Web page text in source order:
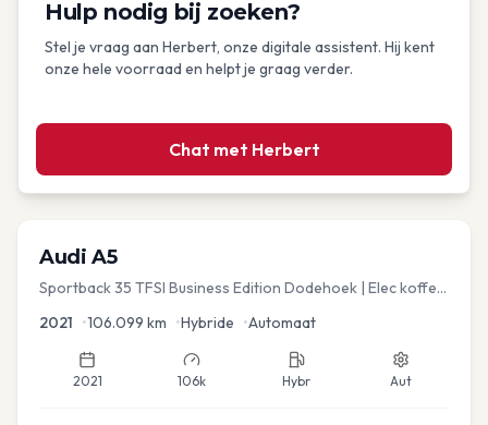
Hulp nodig bij zoeken?
Stel je vraag aan Herbert, onze digitale assistent. Hij kent
onze hele voorraad en helpt je graag verder.
Chat met Herbert
Audi A5
Sportback 35 TFSI Business Edition Dodehoek | Elec koffer
2021 •106.099 km •Hybride •Automaat
2021 106k Hybr Aut